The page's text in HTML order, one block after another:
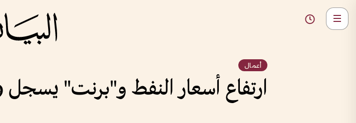
أعمال
ارتفاع أسعار النفط و"برنت" يسجل 72.49 دولار للبرميل